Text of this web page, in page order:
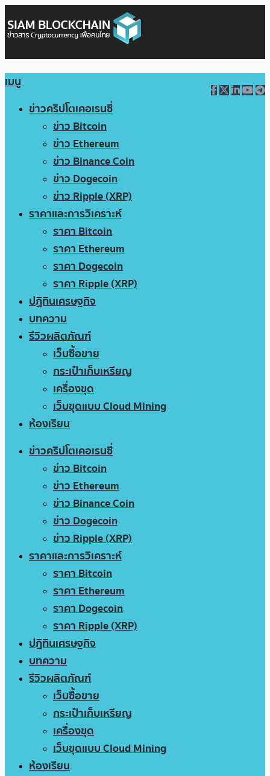
เมนู
ข่าวคริปโตเคอเรนซี่
ข่าว Bitcoin
ข่าว Ethereum
ข่าว Binance Coin
ข่าว Dogecoin
ข่าว Ripple (XRP)
ราคาและการวิเคราะห์
ราคา Bitcoin
ราคา Ethereum
ราคา Dogecoin
ราคา Ripple (XRP)
ปฏิทินเศรษฐกิจ
บทความ
รีวิวผลิตภัณฑ์
เว็บซื้อขาย
กระเป๋าเก็บเหรียญ
เครื่องขุด
เว็บขุดแบบ Cloud Mining
ห้องเรียน
ข่าวคริปโตเคอเรนซี่
ข่าว Bitcoin
ข่าว Ethereum
ข่าว Binance Coin
ข่าว Dogecoin
ข่าว Ripple (XRP)
ราคาและการวิเคราะห์
ราคา Bitcoin
ราคา Ethereum
ราคา Dogecoin
ราคา Ripple (XRP)
ปฏิทินเศรษฐกิจ
บทความ
รีวิวผลิตภัณฑ์
เว็บซื้อขาย
กระเป๋าเก็บเหรียญ
เครื่องขุด
เว็บขุดแบบ Cloud Mining
ห้องเรียน